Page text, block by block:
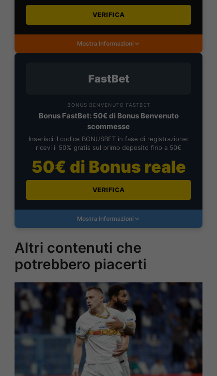
VERIFICA
Mostra Informazioni
FastBet
BONUS BENVENUTO FASTBET
Bonus FastBet: 50€ di Bonus Benvenuto
scommesse
Inserisci il codice BONUSBET in fase di registrazione:
ricevi il 50% gratis sul primo deposito fino a 50€
50€ di Bonus reale
VERIFICA
Mostra Informazioni
Altri contenuti che
potrebbero piacerti